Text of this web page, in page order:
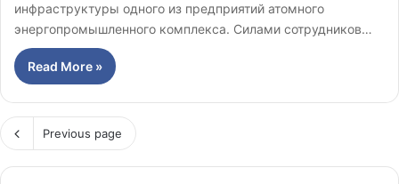
инфраструктуры одного из предприятий атомного
энергопромышленного комплекса. Силами сотрудников…
Read More »
Previous page